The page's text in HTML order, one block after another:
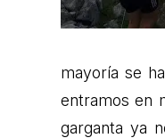
mayoría se
entramos en
garganta ya